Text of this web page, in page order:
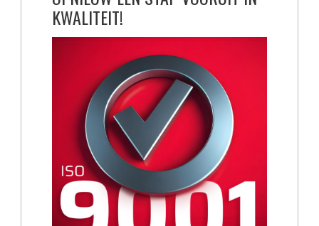
KWALITEIT!